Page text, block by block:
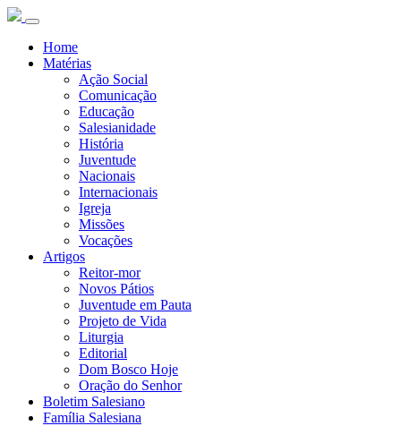
Home
Matérias
Ação Social
Comunicação
Educação
Salesianidade
História
Juventude
Nacionais
Internacionais
Igreja
Missões
Vocações
Artigos
Reitor-mor
Novos Pátios
Juventude em Pauta
Projeto de Vida
Liturgia
Editorial
Dom Bosco Hoje
Oração do Senhor
Boletim Salesiano
Família Salesiana